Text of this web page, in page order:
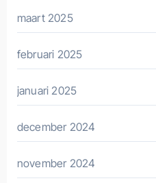
maart 2025
februari 2025
januari 2025
december 2024
november 2024